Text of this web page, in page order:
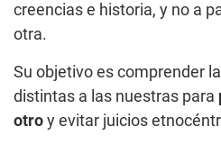
creencias e historia, y no a
otra.
Su objetivo es comprender
distintas a las nuestras para
otro y evitar juicios